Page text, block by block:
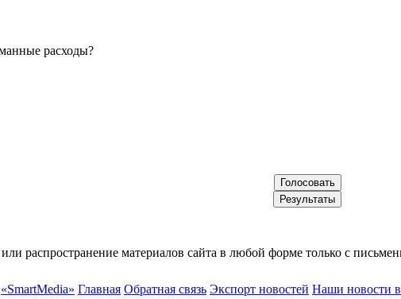
расходы?
распространение материалов сайта в любой форме только с
«SmartMedia» Главная Обратная связь Экспорт новостей Наши новости